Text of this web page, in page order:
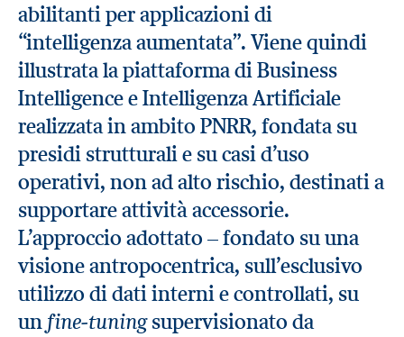
abilitanti per applicazioni di
“intelligenza aumentata”. Viene quindi
illustrata la piattaforma di Business
Intelligence e Intelligenza Artificiale
realizzata in ambito PNRR, fondata su
presidi strutturali e su casi d’uso
operativi, non ad alto rischio, destinati a
supportare attività accessorie.
L’approccio adottato – fondato su una
visione antropocentrica, sull’esclusivo
utilizzo di dati interni e controllati, su
un fine-tuningsupervisionato da